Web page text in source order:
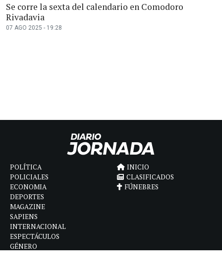
Se corre la sexta del calendario en Comodoro
Rivadavia
07 AGO 2025 - 19:28
POLÍTICA
POLICIALES
ECONOMIA
DEPORTES
MAGAZINE
SAPIENS
INTERNACIONAL
ESPECTÁCULOS
GÉNERO
INICIO
CLASIFICADOS
FÚNEBRES